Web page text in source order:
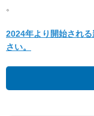
。
2024年より開始され
さい。